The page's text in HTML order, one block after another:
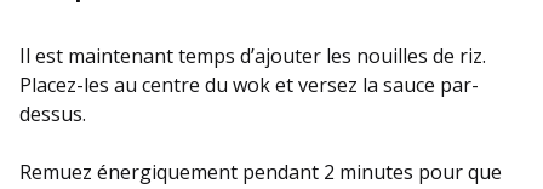
Il est maintenant temps d’ajouter les nouilles de riz.
Placez-les au centre du wok et versez la sauce par-
dessus.
Remuez énergiquement pendant 2 minutes pour que